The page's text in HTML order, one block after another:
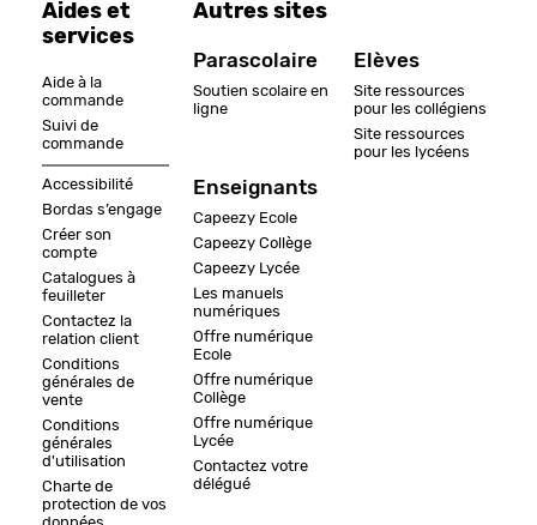
Aides et
services
Aide à la
commande
Suivi de
commande
Accessibilité
Bordas s’engage
Créer son
compte
Catalogues à
feuilleter
Contactez la
relation client
Conditions
générales de
vente
Conditions
générales
d'utilisation
Charte de
protection de vos
Autres sites
Parascolaire
Soutien scolaire en
ligne
Enseignants
Capeezy Ecole
Capeezy Collège
Capeezy Lycée
Les manuels
numériques
Offre numérique
Ecole
Offre numérique
Collège
Offre numérique
Lycée
Contactez votre
délégué
Elèves
Site ressources
pour les collégiens
Site ressources
pour les lycéens